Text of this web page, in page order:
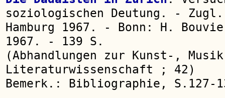
soziologischen Deutung. -
Hamburg 1967. - Bonn: H.
1967. - 139 S.
(Abhandlungen zur Kunst-,
Literaturwissenschaft ; 42)
Bemerk.: Bibliographie, S.127-